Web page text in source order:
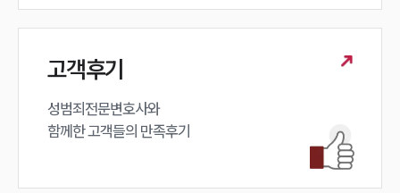
대륜법률상담예약
고객후기
성범죄전문변호사와
함께한 고객들의 만족후기